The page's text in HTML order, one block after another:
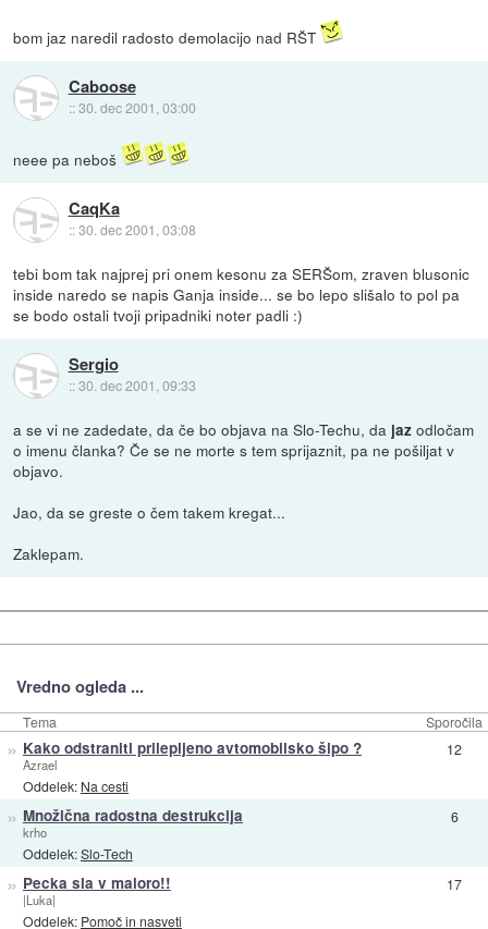
bom jaz naredil radosto demolacijo nad RŠT
Caboose
::30. dec 2001, 03:00
neee pa neboš
CaqKa
::30. dec 2001, 03:08
tebi bom tak najprej pri onem kesonu za SERŠom, zraven blusonic
inside naredo se napis Ganja inside... se bo lepo slišalo to pol pa
se bodo ostali tvoji pripadniki noter padli :)
Sergio
::30. dec 2001, 09:33
a se vi ne zadedate, da če bo objava na Slo-Techu, da jaz odločam
o imenu članka? Če se ne morte s tem sprijaznit, pa ne pošiljat v
objavo.
Jao, da se greste o čem takem kregat...
Zaklepam.
Vredno ogleda ...
Tema Sporočila
» Kako odstraniti prilepljeno avtomobilsko šipo ?
Azrael
Oddelek: Na cesti
12
» Množična radostna destrukcija
krho
Oddelek:Slo-Tech
6
» Pecka sla v maloro!!
|Luka|
Oddelek: Pomoč in nasveti
17